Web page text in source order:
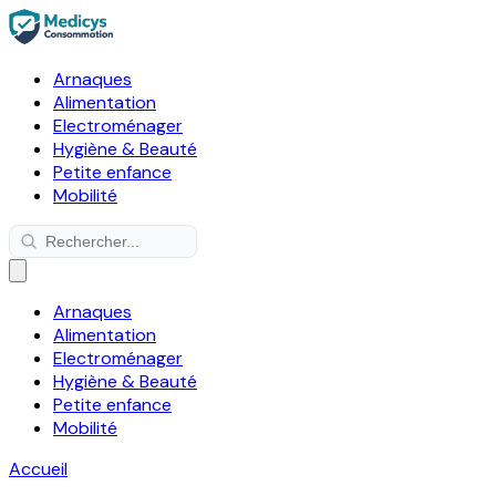
Arnaques
Alimentation
Electroménager
Hygiène & Beauté
Petite enfance
Mobilité
Arnaques
Alimentation
Electroménager
Hygiène & Beauté
Petite enfance
Mobilité
Accueil